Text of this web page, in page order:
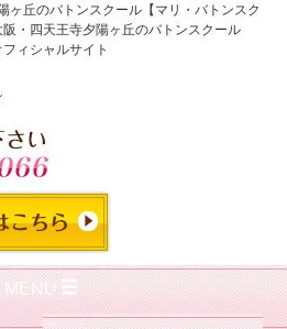
ヶ丘のバトンスクール【マリ・バトンスク
・四天王寺夕陽ヶ丘のバトンスクール
ィシャルサイト
MENU